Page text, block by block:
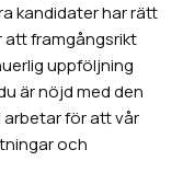
kandidater har rätt
framgångsrikt
uppföljning
är nöjd med den
arbetar för att vår
och